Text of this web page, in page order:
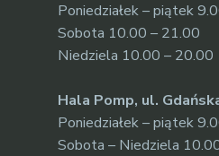
Poniedziałek – piątek
Sobota 10.00 – 21.00
Niedziela 10.00 – 20.00
Hala Pomp, ul.
Poniedziałek – piątek
Sobota – Niedziela